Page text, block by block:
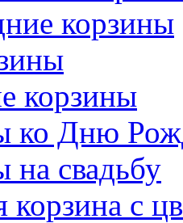
корзины
корзины
ко Дню
на свадьбу
корзина с